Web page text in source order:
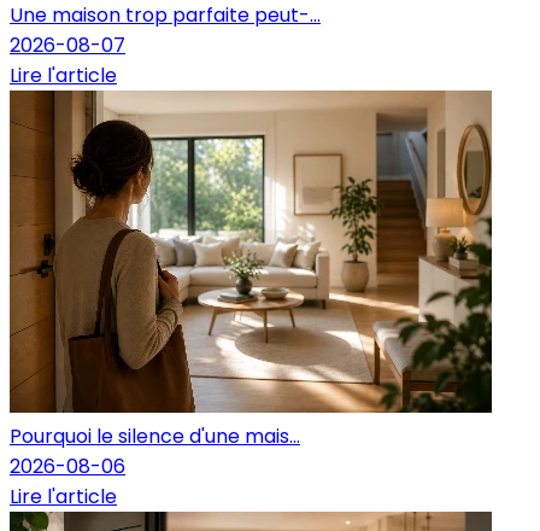
Une maison trop parfaite peut-...
2026-08-07
Lire l'article
Pourquoi le silence d'une mais...
2026-08-06
Lire l'article